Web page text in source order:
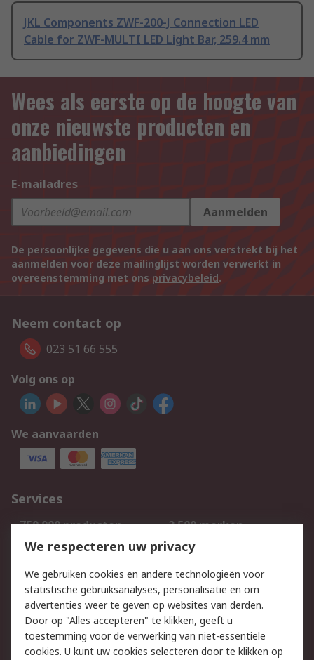
JKL Components ZWF-200-J Connection LED
Cable for ZWF-MULTI LED Light Bar, 259.4 mm
Wees als eerste op de hoogte van
onze nieuwste producten en
aanbiedingen
E-mailadres
Aanmelden
De persoonlijke gegevens die u aan ons verstrekt bij het
aanmelden voor deze mailinglijst worden verwerkt in
overeenstemming met ons privacybeleid.
Neem contact op
023 51 66 555
Volg ons op
We aanvaarden
Services
750.000 producten
2.500 merken
Bestellen
Inkoopoplossingen
Track & Trace
Wettelijk
Cookiebeleid
Email veiligheid
We respecteren uw privacy
We gebruiken cookies en andere technologieën voor
statistische gebruiksanalyses, personalisatie en om
advertenties weer te geven op websites van derden.
Door op "Alles accepteren" te klikken, geeft u
toestemming voor de verwerking van niet-essentiële
cookies. U kunt uw cookies selecteren door te klikken op